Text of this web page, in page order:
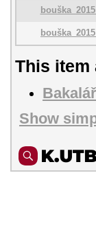
This item
Show